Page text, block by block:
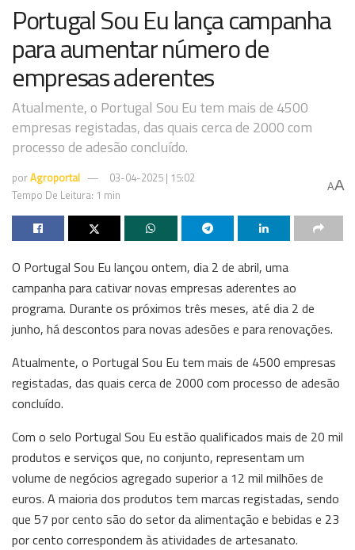
Portugal Sou Eu lança campanha
para aumentar número de
empresas aderentes
Atualmente, o Portugal Sou Eu tem mais de 4500
empresas registadas, das quais cerca de 2000 com
processo de adesão concluído.
porAgroportal
03-04-2025 | 15:02
Tempo De Leitura: 1 min
AA
O Portugal Sou Eu lançou ontem, dia 2 de abril, uma
campanha para cativar novas empresas aderentes ao
programa. Durante os próximos três meses, até dia 2 de
junho, há descontos para novas adesões e para renovações.
Atualmente, o Portugal Sou Eu tem mais de 4500 empresas
registadas, das quais cerca de 2000 com processo de adesão
concluído.
Com o selo Portugal Sou Eu estão qualificados mais de 20 mil
produtos e serviços que, no conjunto, representam um
volume de negócios agregado superior a 12 mil milhões de
euros. A maioria dos produtos tem marcas registadas, sendo
que 57 por cento são do setor da alimentação e bebidas e 23
por cento correspondem às atividades de artesanato.